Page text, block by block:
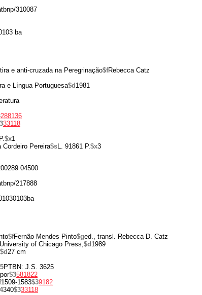
310087
ba
e anti-cruzada na Peregrinação$fRebecca Catz
e Língua Portuguesa$d 1981
288136
33118
$x1
Cordeiro Pereira$sL. 91861 P.$x3
04500
217888
$fFernão Mendes Pinto$ged., transl. Rebecca D. Catz
of Chicago Press,$d 1989
$d27 cm
PTBN: J.S. 3625
por$3581822
1509-1583$39182
340$333118